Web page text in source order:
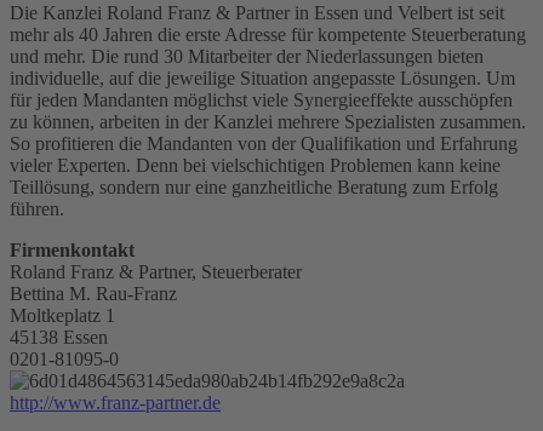
Die Kanzlei Roland Franz & Partner in Essen und Velbert ist seit
mehr als 40 Jahren die erste Adresse für kompetente Steuerberatung
und mehr. Die rund 30 Mitarbeiter der Niederlassungen bieten
individuelle, auf die jeweilige Situation angepasste Lösungen. Um
für jeden Mandanten möglichst viele Synergieeffekte ausschöpfen
zu können, arbeiten in der Kanzlei mehrere Spezialisten zusammen.
So profitieren die Mandanten von der Qualifikation und Erfahrung
vieler Experten. Denn bei vielschichtigen Problemen kann keine
Teillösung, sondern nur eine ganzheitliche Beratung zum Erfolg
führen.
Firmenkontakt
Roland Franz & Partner, Steuerberater
Bettina M. Rau-Franz
Moltkeplatz 1
45138 Essen
0201-81095-0
http://www.franz-partner.de